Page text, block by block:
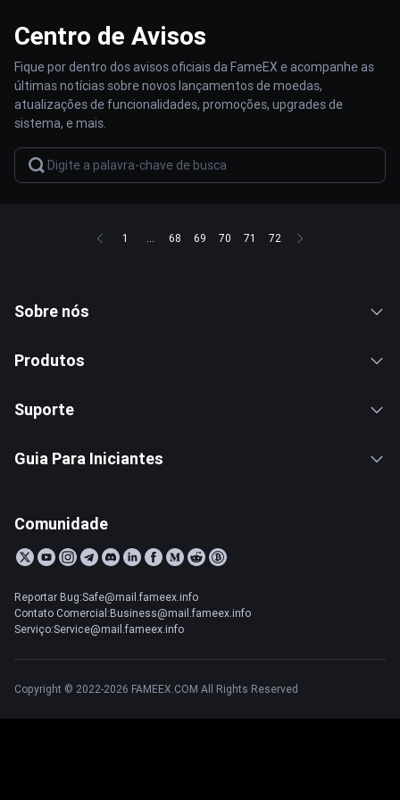
Centro de Avisos
Fique por dentro dos avisos oficiais da FameEX e acompanhe as
últimas notícias sobre novos lançamentos de moedas,
atualizações de funcionalidades, promoções, upgrades de
sistema, e mais.
1 ... 68 69 70 71 72
Sobre nós
Produtos
Suporte
Guia Para Iniciantes
Comunidade
Reportar Bug:Safe@mail.fameex.info
Contato Comercial:Business@mail.fameex.info
Serviço:Service@mail.fameex.info
Copyright © 2022-2026 FAMEEX.COM All Rights Reserved